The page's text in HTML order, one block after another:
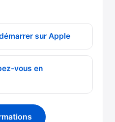
sur Apple
vous en